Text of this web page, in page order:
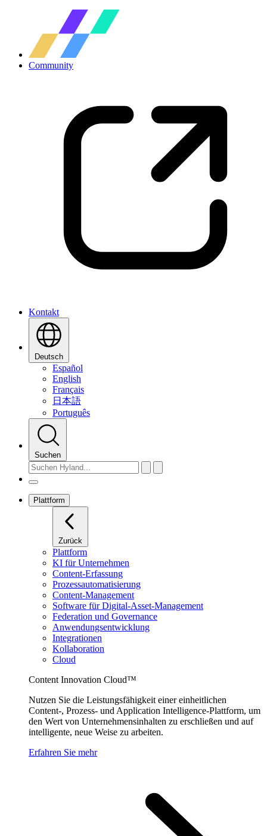
Community
Kontakt
Deutsch
Español
English
Français
日本語
Português
Suchen
Plattform
Zurück
Plattform
KI für Unternehmen
Content-Erfassung
Prozessautomatisierung
Content-Management
Software für Digital-Asset-Management
Federation und Governance
Anwendungsentwicklung
Integrationen
Kollaboration
Cloud
Content Innovation Cloud™
Nutzen Sie die Leistungsfähigkeit einer einheitlichen
Content-, Prozess- und Application Intelligence-Plattform, um
den Wert von Unternehmensinhalten zu erschließen und auf
intelligente, neue Weise zu arbeiten.
Erfahren Sie mehr